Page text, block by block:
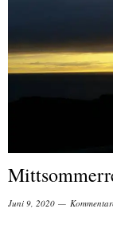
Juni 9, 2020